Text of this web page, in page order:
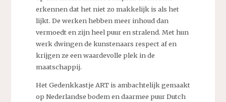
erkennen dat het niet zo makkelijk is als het
lijkt. De werken hebben meer inhoud dan
vermoedt en zijn heel puur en stralend. Met hun
werk dwingen de kunstenaars respect af en
krijgen ze een waardevolle plek in de
maatschappij.
Het Gedenkkastje ART is ambachtelijk gemaakt
op Nederlandse bodem en daarmee puur Dutch